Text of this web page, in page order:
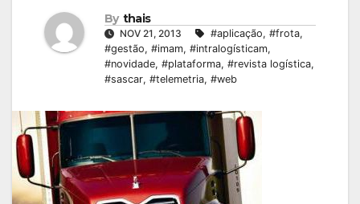
By thais
NOV 21, 2013 #aplicação, #frota,
#gestão, #imam, #intralogísticam,
#novidade, #plataforma, #revista logística,
#sascar, #telemetria, #web